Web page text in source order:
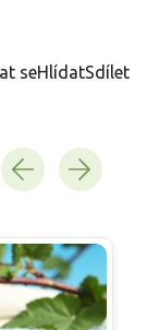
seHlídatSdílet